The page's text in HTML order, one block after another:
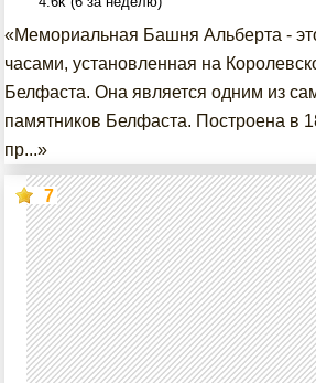
«Мемориальная Башня Альберта -
часами, установленная на
Белфаста. Она является одним из
памятников Белфаста. Построена в
пр...»
7